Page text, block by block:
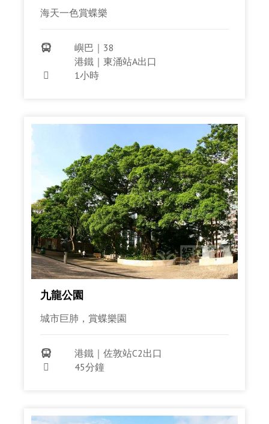
海天一色賞蝶樂

嶼巴｜38
港鐵｜東涌站A出口
 1小時
九龍公園
城市巨肺，賞蝶樂園
 港鐵｜佐敦站C2出口
 45分鐘